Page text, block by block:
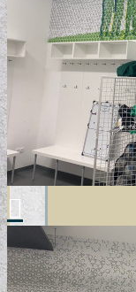
TERVEZŐI